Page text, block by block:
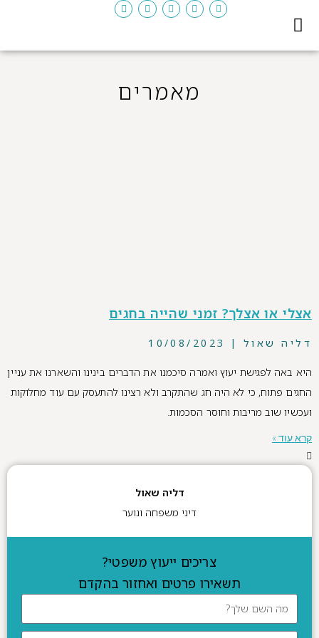
מאמרים
דליה שאול
דיני משפחה ונוער
צריכים ייעוץ משפטי?
תשאירו פרטים ואחזור בהקדם
אצלי או אצלך? זמני שהייה בחגים
דליה שאול
היא באה לפגישת יעוץ ואמרה סיכמנו את הדברים בינינו והשארנו את עניין
החגים פתוח, כי לא היה חג שהתקרב ולא רצינו להתעסק עם עוד מחלוקות
ועכשיו שוב מריבות וחוסר הסכמות.
קרא עוד »